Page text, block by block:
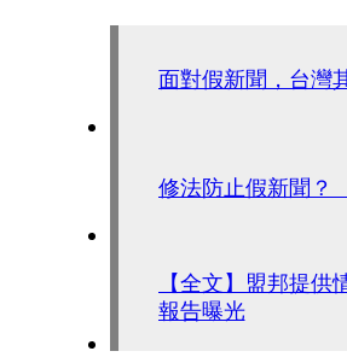
面對假新聞，台
修法防止假新聞
【全文】盟邦提
報告曝光